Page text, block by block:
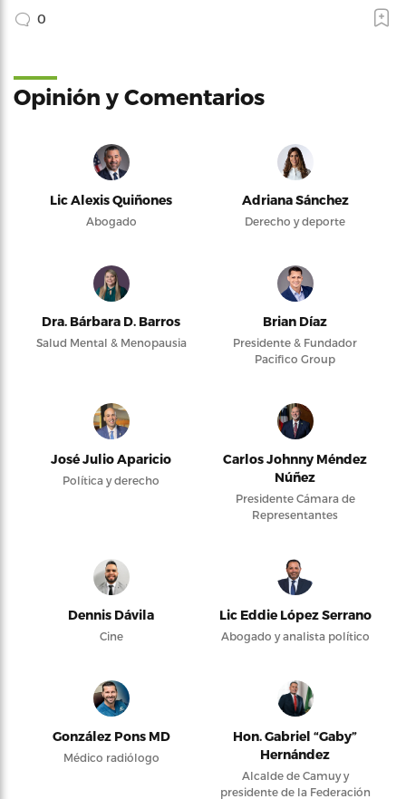
0
Opinión y Comentarios
Lic Alexis Quiñones
Abogado
Adriana Sánchez
Derecho y deporte
Dra. Bárbara D. Barros
Salud Mental & Menopausia
Brian Díaz
Presidente & Fundador
Pacifico Group
José Julio Aparicio
Política y derecho
Carlos Johnny Méndez
Núñez
Presidente Cámara de
Representantes
Dennis Dávila
Cine
Lic Eddie López Serrano
Abogado y analista político
González Pons MD
Médico radiólogo
Hon. Gabriel “Gaby”
Hernández
Alcalde de Camuy y
presidente de la Federación